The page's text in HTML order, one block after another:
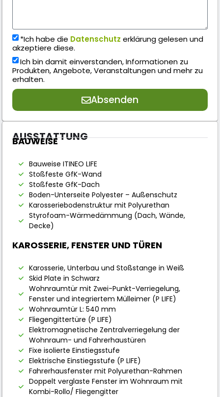
*Ich habe die Datenschutz erklärung gelesen und
akzeptiere diese.
Ich bin damit einverstanden, Informationen zu
Produkten, Angebote, Veranstaltungen und mehr zu
erhalten.
Absenden
AUSSTATTUNG
BAUWEISE
Bauweise ITINEO LIFE
Stoßfeste GfK-Wand
Stoßfeste GfK-Dach
Boden-Unterseite Polyester – Außenschutz
Karosseriebodenstruktur mit Polyurethan
Styrofoam-Wärmedämmung (Dach, Wände,
Decke)
KAROSSERIE, FENSTER UND TÜREN
Karosserie, Unterbau und Stoßstange in Weiß
Skid Plate in Schwarz
Wohnraumtür mit Zwei-Punkt-Verriegelung,
Fenster und integriertem Mülleimer (P LIFE)
Wohnraumtür L: 540 mm
Fliegengittertüre (P LIFE)
Elektromagnetische Zentralverriegelung der
Wohnraum- und Fahrerhaustüren
Fixe isolierte Einstiegsstufe
Elektrische Einstiegsstufe (P LIFE)
Fahrerhausfenster mit Polyurethan-Rahmen
Doppelt verglaste Fenster im Wohnraum mit
Kombi-Rollo/ Fliegengitter